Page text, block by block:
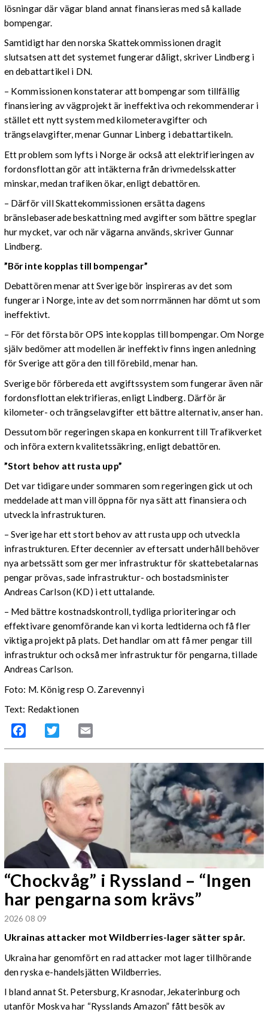
lösningar där vägar bland annat finansieras med så kallade
bompengar.
Samtidigt har den norska Skattekommissionen dragit
slutsatsen att det systemet fungerar dåligt, skriver Lindberg i
en debattartikel i DN.
– Kommissionen konstaterar att bompengar som tillfällig
finansiering av vägprojekt är ineffektiva och rekommenderar i
stället ett nytt system med kilometeravgifter och
trängselavgifter, menar Gunnar Linberg i debattartikeln.
Ett problem som lyfts i Norge är också att elektrifieringen av
fordonsflottan gör att intäkterna från drivmedelsskatter
minskar, medan trafiken ökar, enligt debattören.
– Därför vill Skattekommissionen ersätta dagens
bränslebaserade beskattning med avgifter som bättre speglar
hur mycket, var och när vägarna används, skriver Gunnar
Lindberg.
”Bör inte kopplas till bompengar”
Debattören menar att Sverige bör inspireras av det som
fungerar i Norge, inte av det som norrmännen har dömt ut som
ineffektivt.
– För det första bör OPS inte kopplas till bompengar. Om Norge
själv bedömer att modellen är ineffektiv finns ingen anledning
för Sverige att göra den till förebild, menar han.
Sverige bör förbereda ett avgiftssystem som fungerar även när
fordonsflottan elektrifieras, enligt Lindberg. Därför är
kilometer- och trängselavgifter ett bättre alternativ, anser han.
Dessutom bör regeringen skapa en konkurrent till Trafikverket
och införa extern kvalitetssäkring, enligt debattören.
”Stort behov att rusta upp”
Det var tidigare under sommaren som regeringen gick ut och
meddelade att man vill öppna för nya sätt att finansiera och
utveckla infrastrukturen.
– Sverige har ett stort behov av att rusta upp och utveckla
infrastrukturen. Efter decennier av eftersatt underhåll behöver
nya arbetssätt som ger mer infrastruktur för skattebetalarnas
pengar prövas, sade infrastruktur- och bostadsminister
Andreas Carlson (KD) i ett uttalande.
– Med bättre kostnadskontroll, tydliga prioriteringar och
effektivare genomförande kan vi korta ledtiderna och få fler
viktiga projekt på plats. Det handlar om att få mer pengar till
infrastruktur och också mer infrastruktur för pengarna, tillade
Andreas Carlson.
Foto: M. König resp O. Zarevennyi
Text: Redaktionen
Facebook Twitter
“Chockvåg” i Ryssland – “Ingen
har pengarna som krävs”
2026 08 09
Ukrainas attacker mot Wildberries-lager sätter spår.
Ukraina har genomfört en rad attacker mot lager tillhörande
den ryska e-handelsjätten Wildberries.
I bland annat St. Petersburg, Krasnodar, Jekaterinburg och
utanför Moskva har “Rysslands Amazon” fått besök av